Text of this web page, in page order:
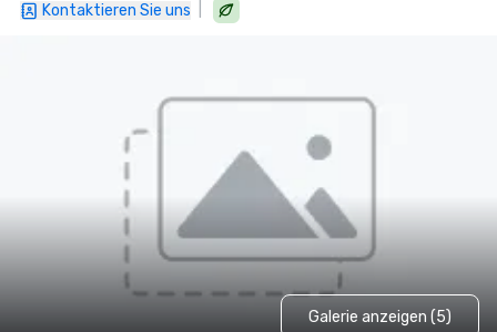
Kontaktieren Sie uns
Galerie anzeigen (5)